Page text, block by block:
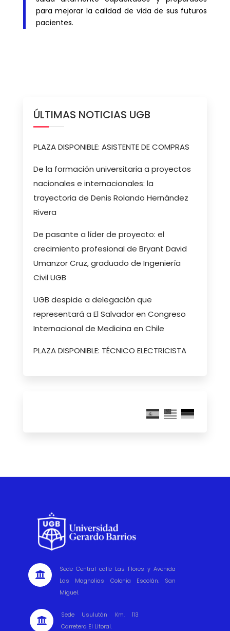
para mejorar la calidad de vida de sus futuros
pacientes.
ÚLTIMAS NOTICIAS UGB
PLAZA DISPONIBLE: ASISTENTE DE COMPRAS
De la formación universitaria a proyectos
nacionales e internacionales: la
trayectoria de Denis Rolando Hernández
Rivera
De pasante a líder de proyecto: el
crecimiento profesional de Bryant David
Umanzor Cruz, graduado de Ingeniería
Civil UGB
UGB despide a delegación que
representará a El Salvador en Congreso
Internacional de Medicina en Chile
PLAZA DISPONIBLE: TÉCNICO ELECTRICISTA

Sede Central calle Las Flores y Avenida
Las Magnolias Colonia Escolán. San
Miguel.

Sede Usulután Km. 113
Carretera El Litoral.